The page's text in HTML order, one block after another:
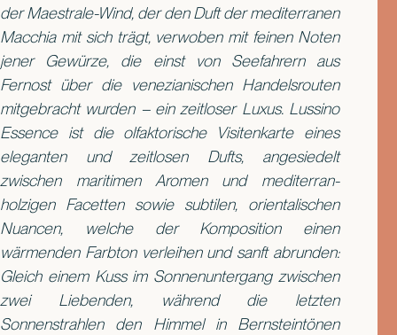
der Maestrale-Wind, der den Duft der mediterranen
Macchia mit sich trägt, verwoben mit feinen Noten
jener Gewürze, die einst von Seefahrern aus
Fernost über die venezianischen Handelsrouten
mitgebracht wurden – ein zeitloser Luxus. Lussino
Essence ist die olfaktorische Visitenkarte eines
eleganten und zeitlosen Dufts, angesiedelt
zwischen maritimen Aromen und mediterran-
holzigen Facetten sowie subtilen, orientalischen
Nuancen, welche der Komposition einen
wärmenden Farbton verleihen und sanft abrunden:
Gleich einem Kuss im Sonnenuntergang zwischen
zwei Liebenden, während die letzten
Sonnenstrahlen den Himmel in Bernsteintönen